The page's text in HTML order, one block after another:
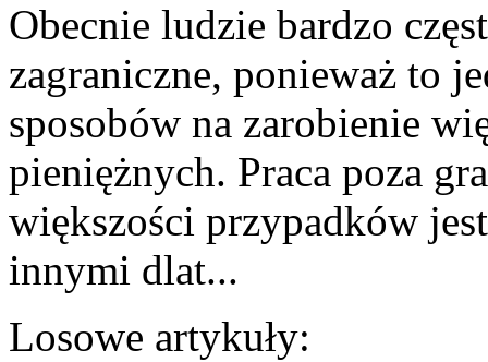
Obecnie ludzie bardzo
zagraniczne, ponieważ to
sposobów na zarobienie
pieniężnych. Praca poza
większości przypadków
innymi dlat...
Losowe artykuły: